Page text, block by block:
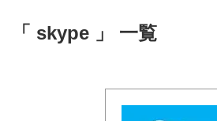
「 skype 」 一覧